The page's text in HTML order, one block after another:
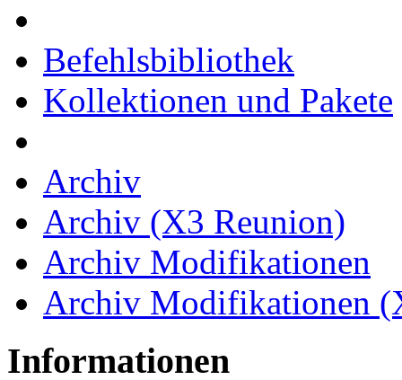
Befehlsbibliothek
Kollektionen und Pakete
Archiv
Archiv (X3 Reunion)
Archiv Modifikationen
Archiv Modifikationen
Informationen